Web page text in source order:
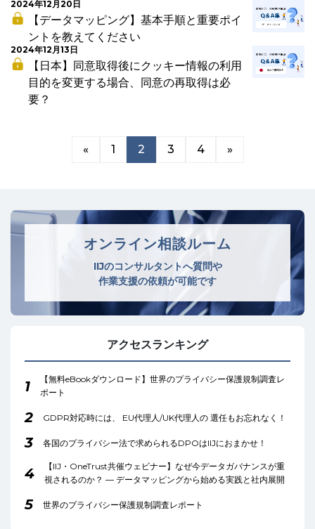
2024年12月20日
【データマッピング】基本手順と重要ポイ
ントを教えてください
2024年12月13日
【日本】同意取得後にクッキー情報の利用
目的を変更する場合、同意の再取得は必
要？
« 1 2 3 4 »
オンライン相談ルーム
IIJのコンサルタントへ質問や
作業支援の依頼が可能です
アクセスランキング
1
【無料eBookダウンロード】世界のプライバシー保護規制調査レ
ポート
2 GDPR対応時には、 EU代理人/UK代理人の 選任もお忘れなく！
3 各国のプライバシー法で求められるDPOはIIJにおまかせ！
4
【IIJ・OneTrust共催ウェビナー】なぜ今データガバナンスが重
視されるのか？ ― データマッピングから始める実践と社内展開
5 世界のプライバシー保護規制調査レポート